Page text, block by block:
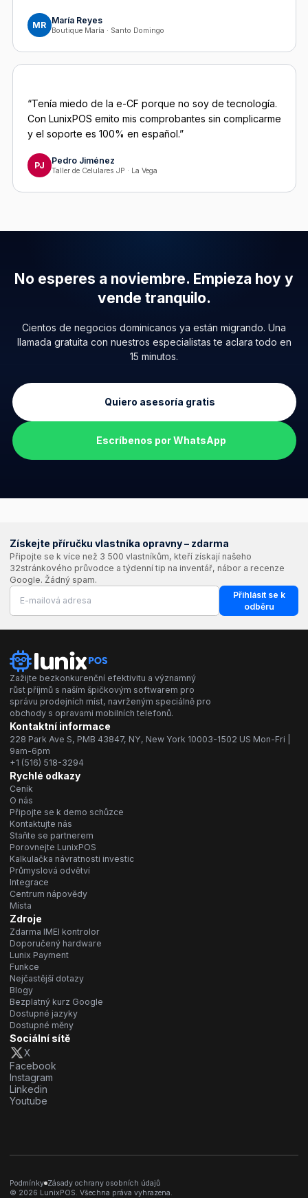
MR María Reyes
Boutique María · Santo Domingo
“Tenía miedo de la e-CF porque no soy de tecnología.
Con LunixPOS emito mis comprobantes sin complicarme
y el soporte es 100% en español.”
PJ Pedro Jiménez
Taller de Celulares JP · La Vega
No esperes a noviembre. Empieza hoy y
vende tranquilo.
Cientos de negocios dominicanos ya están migrando. Una
llamada gratuita con nuestros especialistas te aclara todo en
15 minutos.
Quiero asesoría gratis
Escríbenos por WhatsApp
Získejte příručku vlastníka opravny – zdarma
Připojte se k více než 3 500 vlastníkům, kteří získají našeho
32stránkového průvodce a týdenní tip na inventář, nábor a recenze
Google. Žádný spam.
Přihlásit se k
odběru
Zažijte bezkonkurenční efektivitu a významný
růst příjmů s naším špičkovým softwarem pro
správu prodejních míst, navrženým speciálně pro
obchody s opravami mobilních telefonů.
Kontaktní informace
228 Park Ave S, PMB 43847, NY, New York 10003-1502 US Mon-Fri |
9am-6pm
+1 (516) 518-3294
Rychlé odkazy
Ceník
O nás
Připojte se k demo schůzce
Kontaktujte nás
Staňte se partnerem
Porovnejte LunixPOS
Kalkulačka návratnosti investic
Průmyslová odvětví
Integrace
Centrum nápovědy
Místa
Zdroje
Zdarma IMEI kontrolor
Doporučený hardware
Lunix Payment
Funkce
Nejčastější dotazy
Blogy
Bezplatný kurz Google
Dostupné jazyky
Dostupné měny
Sociální sítě
X
Facebook
Instagram
Linkedin
Youtube
© 2026 LunixPOS. Všechna práva vyhrazena.
Podmínky Zásady ochrany osobních údajů